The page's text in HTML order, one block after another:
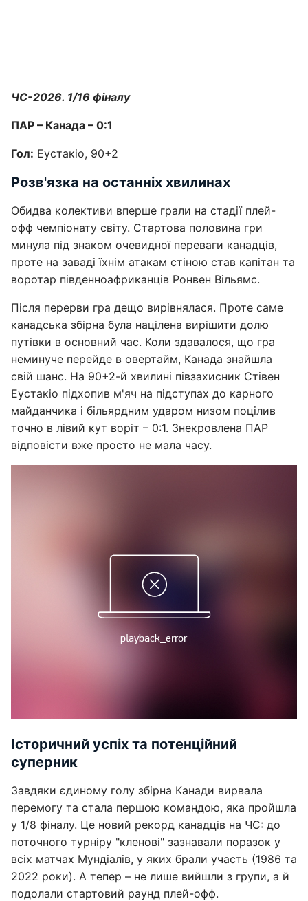
ЧС-2026. 1/16 фіналу
ПАР – Канада – 0:1
Гол: Еустакіо, 90+2
Розв'язка на останніх хвилинах
Обидва колективи вперше грали на стадії плей-
офф чемпіонату світу. Стартова половина гри
минула під знаком очевидної переваги канадців,
проте на заваді їхнім атакам стіною став капітан та
воротар південноафриканців Ронвен Вільямс.
Після перерви гра дещо вирівнялася. Проте саме
канадська збірна була націлена вирішити долю
путівки в основний час. Коли здавалося, що гра
неминуче перейде в овертайм, Канада знайшла
свій шанс. На 90+2-й хвилині півзахисник Стівен
Еустакіо підхопив м'яч на підступах до карного
майданчика і більярдним ударом низом поцілив
точно в лівий кут воріт – 0:1. Знекровлена ПАР
відповісти вже просто не мала часу.
Історичний успіх та потенційний
суперник
Завдяки єдиному голу збірна Канади вирвала
перемогу та стала першою командою, яка пройшла
у 1/8 фіналу. Це новий рекорд канадців на ЧС: до
поточного турніру "кленові" зазнавали поразок у
всіх матчах Мундіалів, у яких брали участь (1986 та
2022 роки). А тепер – не лише вийшли з групи, а й
подолали стартовий раунд плей-офф.